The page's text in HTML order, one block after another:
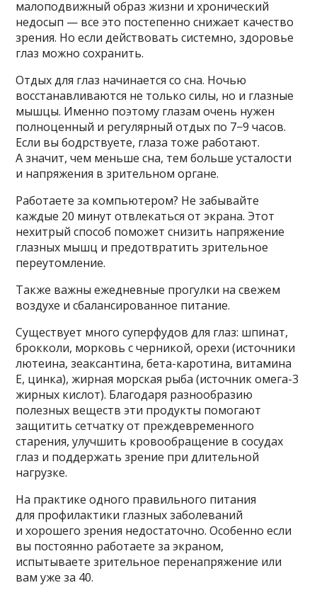
малоподвижный образ жизни и хронический
недосып — все это постепенно снижает качество
зрения. Но если действовать системно, здоровье
глаз можно сохранить.
Отдых для глаз начинается со сна. Ночью
восстанавливаются не только силы, но и глазные
мышцы. Именно поэтому глазам очень нужен
полноценный и регулярный отдых по 7−9 часов.
Если вы бодрствуете, глаза тоже работают.
А значит, чем меньше сна, тем больше усталости
и напряжения в зрительном органе.
Работаете за компьютером? Не забывайте
каждые 20 минут отвлекаться от экрана. Этот
нехитрый способ поможет снизить напряжение
глазных мышц и предотвратить зрительное
переутомление.
Также важны ежедневные прогулки на свежем
воздухе и сбалансированное питание.
Существует много суперфудов для глаз: шпинат,
брокколи, морковь с черникой, орехи (источники
лютеина, зеаксантина, бета-каротина, витамина
Е, цинка), жирная морская рыба (источник омега-3
жирных кислот). Благодаря разнообразию
полезных веществ эти продукты помогают
защитить сетчатку от преждевременного
старения, улучшить кровообращение в сосудах
глаз и поддержать зрение при длительной
нагрузке.
На практике одного правильного питания
для профилактики глазных заболеваний
и хорошего зрения недостаточно. Особенно если
вы постоянно работаете за экраном,
испытываете зрительное перенапряжение или
вам уже за 40.